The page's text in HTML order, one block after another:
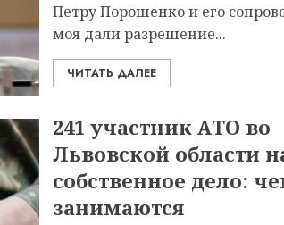
Петру Порошенко и его
моя дали разрешение...
ЧИТАТЬ ДАЛЕЕ
241 участник АТО во
Львовской области
собственное дело:
занимаются